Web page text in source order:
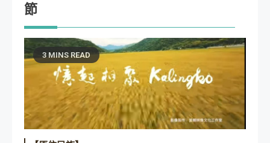
節
3 MINS READ